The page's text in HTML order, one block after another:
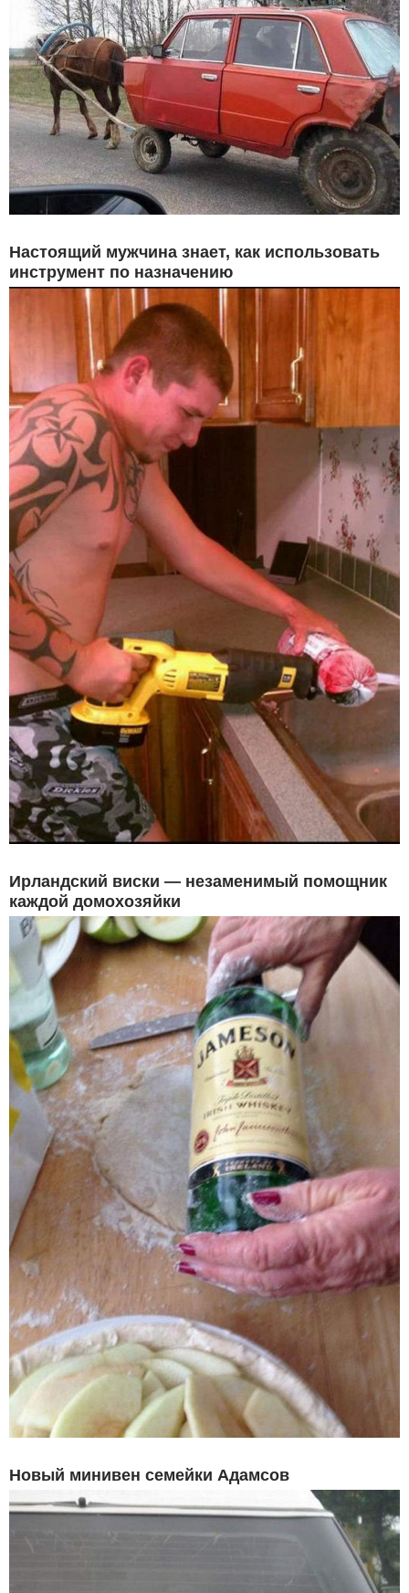
Настоящий мужчина знает, как использовать
инструмент по назначению
Ирландский виски — незаменимый помощник
каждой домохозяйки
Новый минивен семейки Адамсов